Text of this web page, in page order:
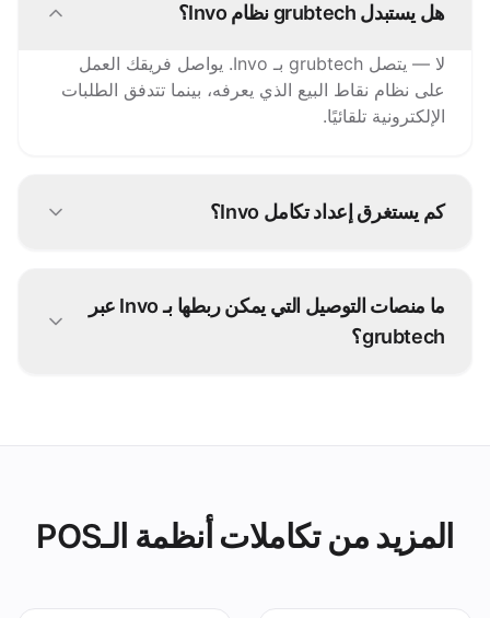
هل يستبدل grubtech نظام Invo؟
لا — يتصل grubtech بـ Invo. يواصل فريقك العمل
على نظام نقاط البيع الذي يعرفه، بينما تتدفق الطلبات
الإلكترونية تلقائيًا.
كم يستغرق إعداد تكامل Invo؟
ما منصات التوصيل التي يمكن ربطها بـ Invo عبر
grubtech؟
المزيد من تكاملات أنظمة الـPOS